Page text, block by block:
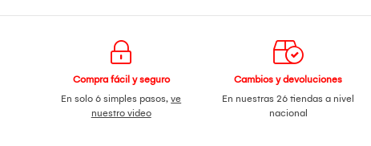
Compra fácil y seguro
En solo 6 simples pasos,ve
nuestro video
Cambios y devoluciones
En nuestras 26 tiendas a nivel
nacional